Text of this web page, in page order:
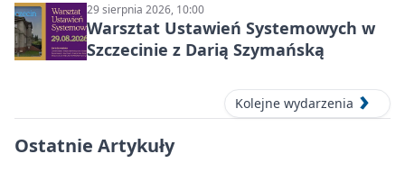
29 sierpnia 2026, 10:00
Warsztat Ustawień Systemowych w
Szczecinie z Darią Szymańską
Kolejne wydarzenia
Ostatnie Artykuły